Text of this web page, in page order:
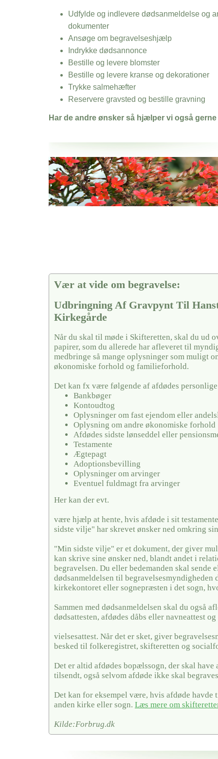
Udfylde og indlevere dødsanmeldelse og
dokumenter
Ansøge om begravelseshjælp
Indrykke dødsannonce
Bestille og levere blomster
Bestille og levere kranse og dekorationer
Trykke salmehæfter
Reservere gravsted og bestille gravning
Har de andre ønsker så hjælper vi også gerne
Her hos os får du altid en god afslutning når det gælder
Udbringning Af Gravpynt Til Hanstholm Kirkegårde
vi hjælper i alle faser af begravelsel
Vær at vide om begravelse:
Udbringning Af Gravpynt Til
Kirkegårde
Når du skal til møde i Skifteretten, skal du ud
papirer, som du allerede har afleveret til
medbringe så mange oplysninger som muligt
økonomiske forhold og familieforhold.
Det kan fx være følgende af afdødes
Bankbøger
Kontoudtog
Oplysninger om fast ejendom eller
Oplysning om andre økonomiske forhold
Afdødes sidste lønseddel eller
Testamente
Ægtepagt
Adoptionsbevilling
Oplysninger om arvinger
Eventuel fuldmagt fra arvinger
Her kan der evt.
være hjælp at hente, hvis afdøde i sit
sidste vilje" har skrevet ønsker ned omkring
"Min sidste vilje" er et dokument, der giver
kan skrive sine ønsker ned, blandt andet i
begravelsen. Du eller bedemanden skal sende
dødsanmeldelsen til begravelsesmyndigheden
kirkekontoret eller sognepræsten i det sogn,
Sammen med dødsanmeldelsen skal du også
dødsattesten, afdødes dåbs eller navneattest og
vielsesattest. Når det er sket, giver
besked til folkeregistret, skifteretten og
Det er altid afdødes bopælssogn, der skal have
tilsendt, også selvom afdøde ikke skal
Det kan for eksempel være, hvis afdøde
anden kirke eller sogn. Læs mere om
Kilde:Forbrug.dk